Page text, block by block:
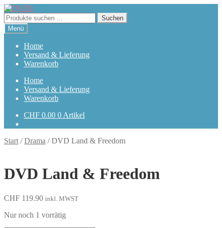
Zur
Navigation
springen
Zum
Inhalt
springen
Suchen
nach:
Suchen
Menü
Home
Versand & Lieferung
Warenkorb
Home
Versand & Lieferung
Warenkorb
CHF 0.00 0 Artikel
Start /Drama /DVD Land & Freedom
DVD Land & Freedom
CHF 119.90 inkl. MWST
Nur noch 1 vorrätig